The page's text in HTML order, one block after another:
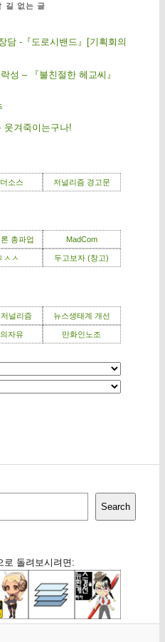
길 없는 글
담 -『도로시밴드』[기획회의
성 – 『불친절한 헤교씨』
웃겨죽이는구나!
소스 저널리즘 경고문
총파업 MadCom
ㅅㅅ 두고보자 (창고)
널리즘 뉴스생태계 개선
자유 만화인노조
Search
로 돌려보시려면: